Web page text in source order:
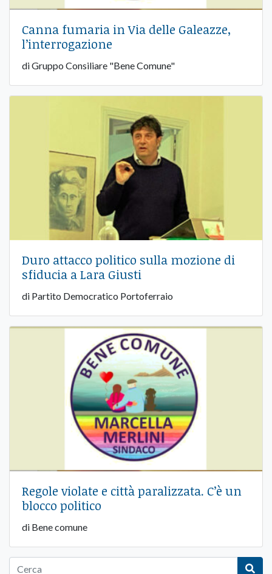
Canna fumaria in Via delle Galeazze,
l’interrogazione
di Gruppo Consiliare "Bene Comune"
Duro attacco politico sulla mozione di
sfiducia a Lara Giusti
di Partito Democratico Portoferraio
Regole violate e città paralizzata. C’è un
blocco politico
di Bene comune